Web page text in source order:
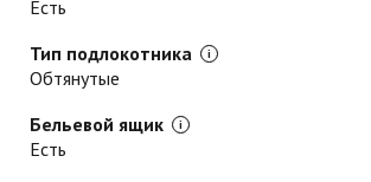
Есть
Тип подлокотника
Обтянутые
Бельевой ящик
Есть